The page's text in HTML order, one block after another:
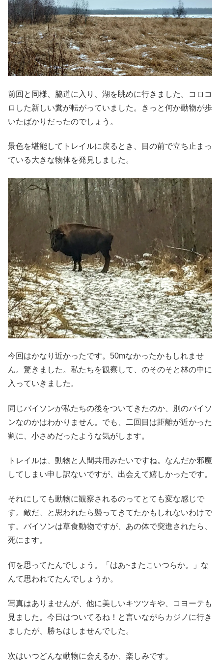
前回と同様、脇道に入り、湖を眺めに行きました。コロコ
ロした新しい糞が転がっていました。きっと何か動物が歩
いたばかりだったのでしょう。
景色を堪能してトレイルに戻るとき、目の前で立ち止まっ
ている大きな物体を発見しました。
今回はかなり近かったです。50mなかったかもしれませ
ん。驚きました。私たちを観察して、のそのそと林の中に
入っていきました。
同じバイソンが私たちの後をついてきたのか、別のバイソ
ンなのかはわかりません。でも、二回目は距離が近かった
割に、小さめだったような気がします。
トレイルは、動物と人間共用みたいですね。なんだか邪魔
してしまい申し訳ないですが、出会えて嬉しかったです。
それにしても動物に観察されるのってとても変な感じで
す。敵だ、と思われたら襲ってきてたかもしれないわけで
す。バイソンは草食動物ですが、あの体で突進されたら、
死にます。
何を思ってたんでしょう。「はあ~またこいつらか。」な
んて思われてたんでしょうか。
写真はありませんが、他に美しいキツツキや、コヨーテも
見ました。今日はついてるね！と言いながらカジノに行き
ましたが、勝ちはしませんでした。
次はいつどんな動物に会えるか、楽しみです。